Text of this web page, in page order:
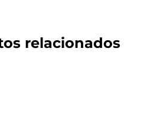
relacionados